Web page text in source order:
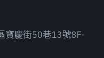
寶慶街50巷13號8F-